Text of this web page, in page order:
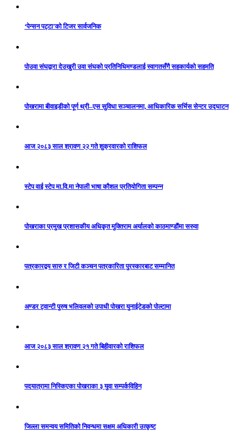
‘पेन्सन पट्टा’को टिजर सार्वजनिक
पोउवा संघद्वारा देउखुरी उवा संघको प्रतिनिधिमण्डलाई स्वागतसँगै सहकार्यको सहमति
पोखरामा बीवाइडीको पूर्ण थ्री–एस सुविधा सञ्चालनमा, आधिकारिक सर्भिस सेन्टर उद्घाटन
आज २०८३ साल श्रावण २२ गते शुक्रवारको राशिफल
स्टेप वाई स्टेप मा.वि.मा नेपाली भाषा कौशल प्रतियोगिता सम्पन्न
पोखराका प्रमुख प्रशासकीय अधिकृत मुक्तिराम अर्यालको काठमाण्डौंमा सरुवा
पत्रकारद्वय सारु र जिटी कञ्चन पत्रकारिता पुरस्कारबाट सम्मानित
अण्डर ट्वान्टी पुरुष भलिवलको उपाधी पोखरा युनाईटेडको पोल्टामा
आज २०८३ साल श्रावण २१ गते बिहीवारको राशिफल
पदयात्रामा निस्किएका पोखराका ३ युवा सम्पर्कविहिन
जिल्ला समन्वय समितिको निवन्धमा सक्षम अधिकारी उत्कृष्ट